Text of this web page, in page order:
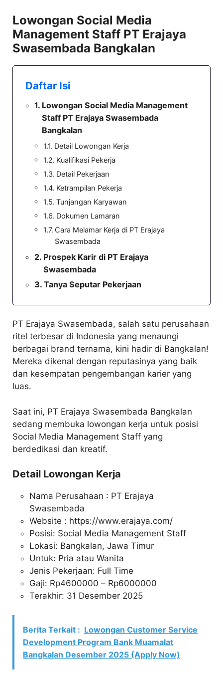
Lowongan Social Media
Management Staff PT Erajaya
Swasembada Bangkalan
Daftar Isi
Lowongan Social Media Management
Staff PT Erajaya Swasembada
Bangkalan
Detail Lowongan Kerja
Kualifikasi Pekerja
Detail Pekerjaan
Ketrampilan Pekerja
Tunjangan Karyawan
Dokumen Lamaran
Cara Melamar Kerja di PT Erajaya
Swasembada
Prospek Karir di PT Erajaya
Swasembada
Tanya Seputar Pekerjaan
PT Erajaya Swasembada, salah satu perusahaan
ritel terbesar di Indonesia yang menaungi
berbagai brand ternama, kini hadir di Bangkalan!
Mereka dikenal dengan reputasinya yang baik
dan kesempatan pengembangan karier yang
luas.
Saat ini, PT Erajaya Swasembada Bangkalan
sedang membuka lowongan kerja untuk posisi
Social Media Management Staff yang
berdedikasi dan kreatif.
Detail Lowongan Kerja
Nama Perusahaan : PT Erajaya
Swasembada
Website : https://www.erajaya.com/
Posisi: Social Media Management Staff
Lokasi: Bangkalan, Jawa Timur
Untuk: Pria atau Wanita
Jenis Pekerjaan: Full Time
Gaji: Rp4600000 – Rp6000000
Terakhir: 31 Desember 2025
Berita Terkait : Lowongan Customer Service
Development Program Bank Muamalat
Bangkalan Desember 2025 (Apply Now)